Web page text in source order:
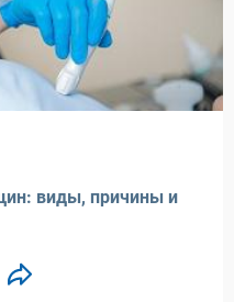
виды, причины и